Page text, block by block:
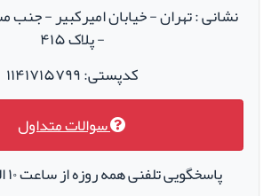
نشانی : تهران - خیابان امیرکبیر -
- پلاک ۴۱۵
کدپستی: ۱۱۴۱۷۱۵۷۹۹
سوالات متداول
پاسخگویی تلفنی همه روزه از ساعت ۱۰ الی۱۹ میباشد.